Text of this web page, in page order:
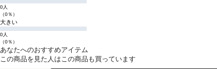
0人
（0％）
大きい
0人
（0％）
あなたへのおすすめアイテム
この商品を見た人はこの商品も買っています